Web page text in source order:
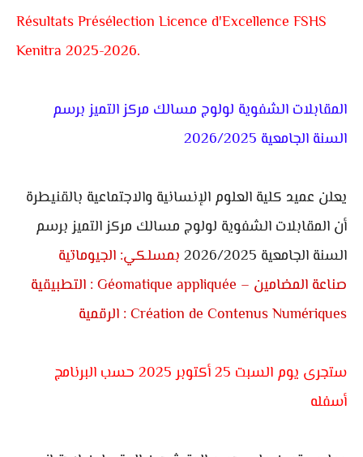
Résultats Présélection Licence d'Excellence FSHS
Kenitra 2025-2026.
المقابلات الشفوية لولوج مسالك مركز التميز برسم
السنة الجامعية 2026/2025
يعلن عميد كلية العلوم الإنسانية والاجتماعية بالقنيطرة
أن المقابلات الشفوية لولوج مسالك مركز التميز برسم
السنة الجامعية 2026/2025
بمسلكي: الجيوماتية
التطبيقية : Géomatique appliquée – صناعة المضامين
الرقمية : Création de Contenus Numériques
ستجرى يوم السبت 25 أكتوبر 2025 حسب البرنامج
أسفله